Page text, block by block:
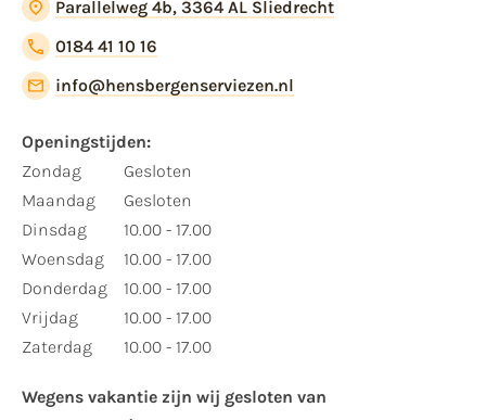
Parallelweg 4b, 3364 AL Sliedrecht
0184 41 10 16
info@hensbergenserviezen.nl
Openingstijden:​
​Zondag
Maandag
Dinsdag
Woensdag
Donderdag
Vrijdag
Zaterdag
Gesloten
Gesloten
10.00 - 17.00
10.00 - 17.00
10.00 - 17.00
10.00 - 17.00
10.00 - 17.00
Wegens vakantie zijn wij gesloten van ​